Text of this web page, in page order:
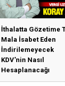
İthalatta Gözetime
Mala İsabet Eden
İndirilemeyecek
KDV'nin Nasıl
Hesaplanacağı